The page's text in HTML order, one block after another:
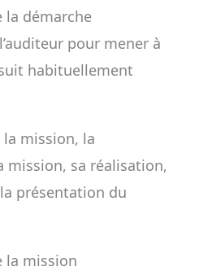
la démarche
pour mener à
habituellement
la mission, la
mission, sa réalisation,
présentation du
la mission